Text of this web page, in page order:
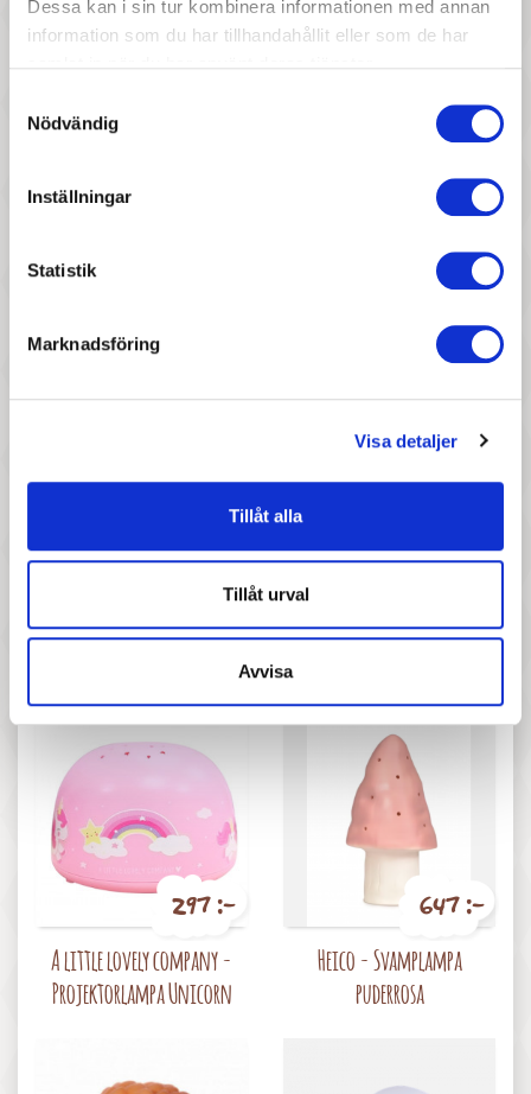
Dessa kan i sin tur kombinera informationen med annan
information som du har tillhandahållit eller som de har
Nödvändig
Inställningar
Statistik
Marknadsföring
Visa detaljer
Tillåt alla
Tillåt urval
Avvisa
med USB laddare
Fox
417 :-
957 :-
Liewood - Stor nattlampa
Roommate - Monkey Lamp -
297 :-
A little lovely company -
Projektorlampa Unicorn
647 :-
Heico - Svamplampa
puderrosa